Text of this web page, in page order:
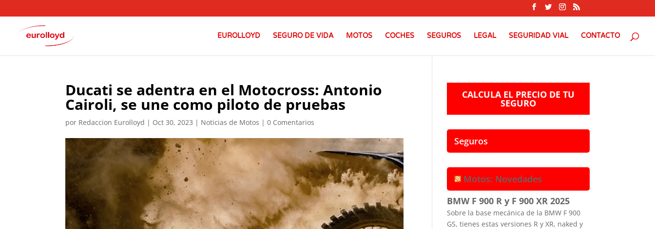
EUROLLOYD SEGURO DE VIDA MOTOS COCHES SEGUROS LEGAL SEGURIDAD VIAL CONTACTO
Ducati se adentra en el Motocross: Antonio
Cairoli, se une como piloto de pruebas
por Redaccion Eurolloyd | Oct 30, 2023 | Noticias de Motos |0 Comentarios
CALCULA EL PRECIO DE TU
SEGURO
Seguros
Motos: Novedades
BMW F 900 R y F 900 XR 2025
Sobre la base mecánica de la BMW F 900
GS, tienes estas versiones R y XR, naked y